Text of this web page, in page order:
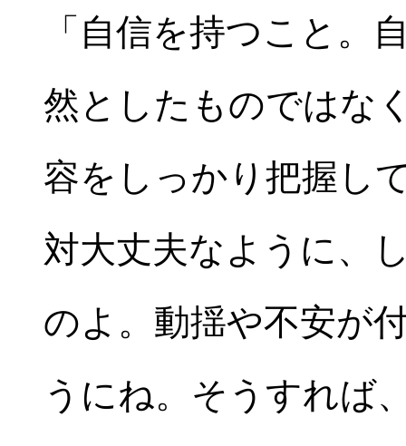
「自信を持つこと。
然としたものではな
容をしっかり把握し
対大丈夫なように、
のよ。動揺や不安が
うにね。そうすれば